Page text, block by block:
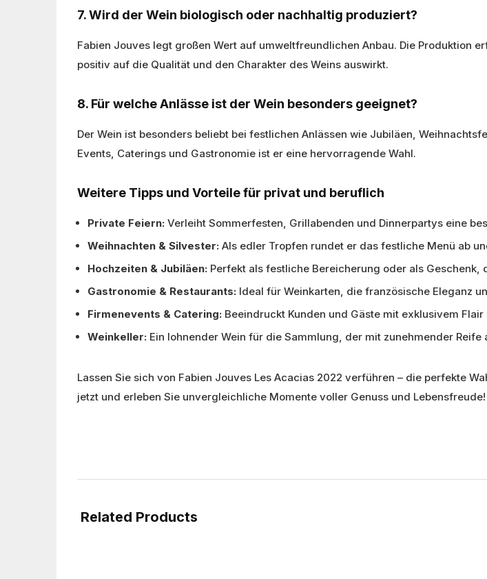
7. Wird der Wein biologisch oder nachhaltig produziert?
Fabien Jouves legt großen Wert auf umweltfreundlichen Anbau. Die Produktion
positiv auf die Qualität und den Charakter des Weins auswirkt.
8. Für welche Anlässe ist der Wein besonders geeignet?
Der Wein ist besonders beliebt bei festlichen Anlässen wie Jubiläen,
Events, Caterings und Gastronomie ist er eine hervorragende Wahl.
Weitere Tipps und Vorteile für privat und beruflich
Private Feiern: Verleiht Sommerfesten, Grillabenden und Dinnerpartys eine
Weihnachten & Silvester: Als edler Tropfen rundet er das festliche Menü ab
Hochzeiten & Jubiläen: Perfekt als festliche Bereicherung oder als Geschenk,
Gastronomie & Restaurants: Ideal für Weinkarten, die französische Eleganz
Firmenevents & Catering: Beeindruckt Kunden und Gäste mit exklusivem
Weinkeller: Ein lohnender Wein für die Sammlung, der mit zunehmender Reife
Lassen Sie sich von Fabien Jouves Les Acacias 2022 verführen – die perfekte
jetzt und erleben Sie unvergleichliche Momente voller Genuss und Lebensfreude!
Related Products